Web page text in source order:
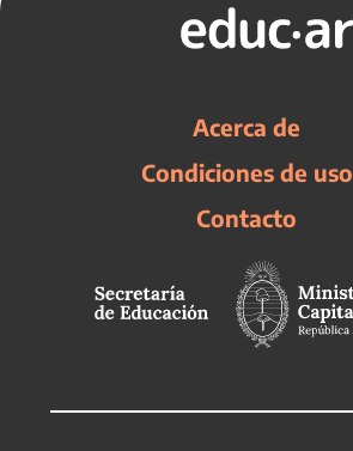
Acerca de
Condiciones de uso
Contacto